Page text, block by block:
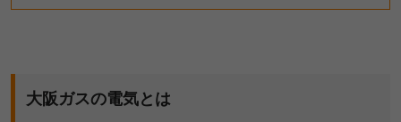
大阪ガスの電気とは